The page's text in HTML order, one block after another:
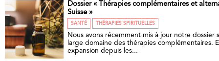
Dossier « Thérapies complémentaires et
Suisse »
SANTÉ THÉRAPIES SPIRITUELLES
Nous avons récemment mis à jour notre dossier
large domaine des thérapies complémentaires.
expansion depuis les...